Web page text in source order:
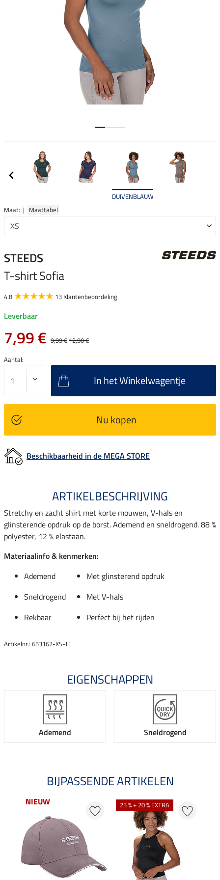
DUIVENBLAUW
Maat: | Maattabel
STEEDS
T-shirt Sofia
4.8 13 Klantenbeoordeling
Leverbaar
7,99 € 9,99 €12,90 €
Aantal:
In het Winkelwagentje
Nu kopen
Beschikbaarheid in de MEGA STORE
ARTIKELBESCHRIJVING
Stretchy en zacht shirt met korte mouwen, V-hals en
glinsterende opdruk op de borst. Ademend en sneldrogend. 88 %
polyester, 12 % elastaan.
Materiaalinfo & kenmerken:
Ademend
Met glinsterend opdruk
Sneldrogend
Met V-hals
Rekbaar
Perfect bij het rijden
Artikelnr.: 653162-XS-TL
EIGENSCHAPPEN
Ademend Sneldrogend
BIJPASSENDE ARTIKELEN
NIEUW 25 % + 20 % EXTRA